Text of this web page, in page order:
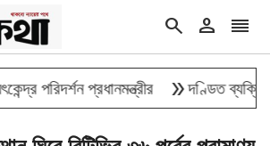
search person reorder
প্রধানমন্ত্রীর double_arrow দণ্ডিত ব্যক্তির